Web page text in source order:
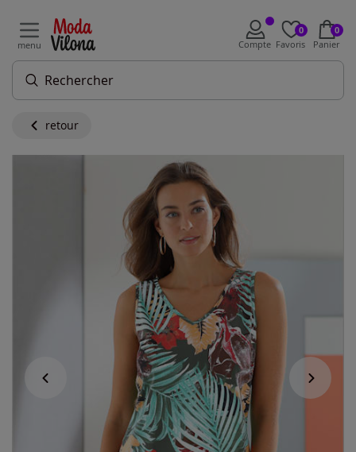
menu Compte
0
Favoris
0
Panier
retour